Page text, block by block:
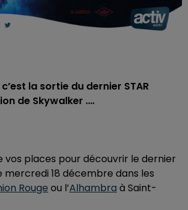
la sortie du dernier STAR
de Skywalker ….
vos places pour découvrir le dernier
mercredi 18 décembre dans les
Rouge ou l’Alhambra à Saint-